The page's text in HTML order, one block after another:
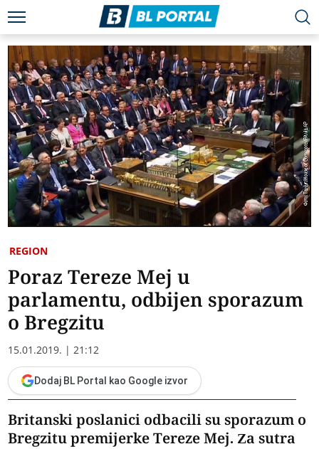
REGION
Poraz Tereze Mej u
parlamentu, odbijen sporazum
o Bregzitu
15.01.2019. | 21:12
Dodaj BL Portal kao Google izvor
Britanski poslanici odbacili su sporazum o
Bregzitu premijerke Tereze Mej. Za sutra